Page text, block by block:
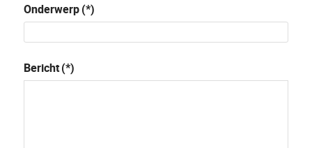
Onderwerp(*)
Bericht(*)